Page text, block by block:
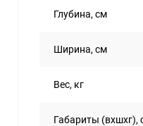
Глубина, см
Ширина, см
Вес, кг
Габариты (вхшхг),